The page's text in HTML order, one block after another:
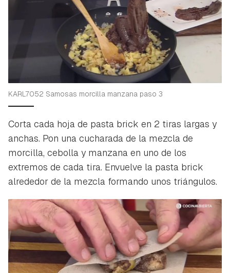
KARL7052 Samosas morcilla manzana paso 3
Corta cada hoja de pasta brick en 2 tiras largas y
anchas. Pon una cucharada de la mezcla de
morcilla, cebolla y manzana en uno de los
extremos de cada tira. Envuelve la pasta brick
alrededor de la mezcla formando unos triángulos.